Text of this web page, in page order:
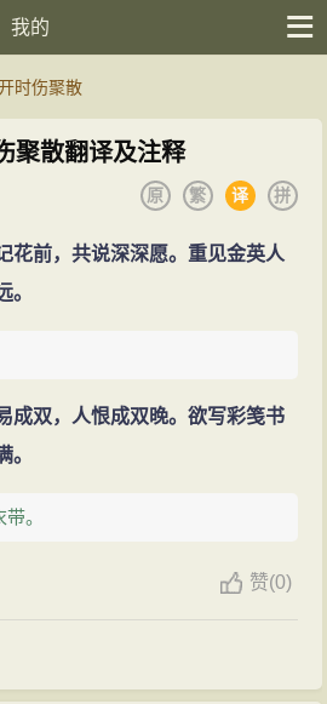
我的
时伤聚散
聚散翻译及注释
拼
译
繁
原
花前，共说深深愿。重见金英人
。
成双，人恨成双晚。欲写彩笺书
。
。
赞(0)